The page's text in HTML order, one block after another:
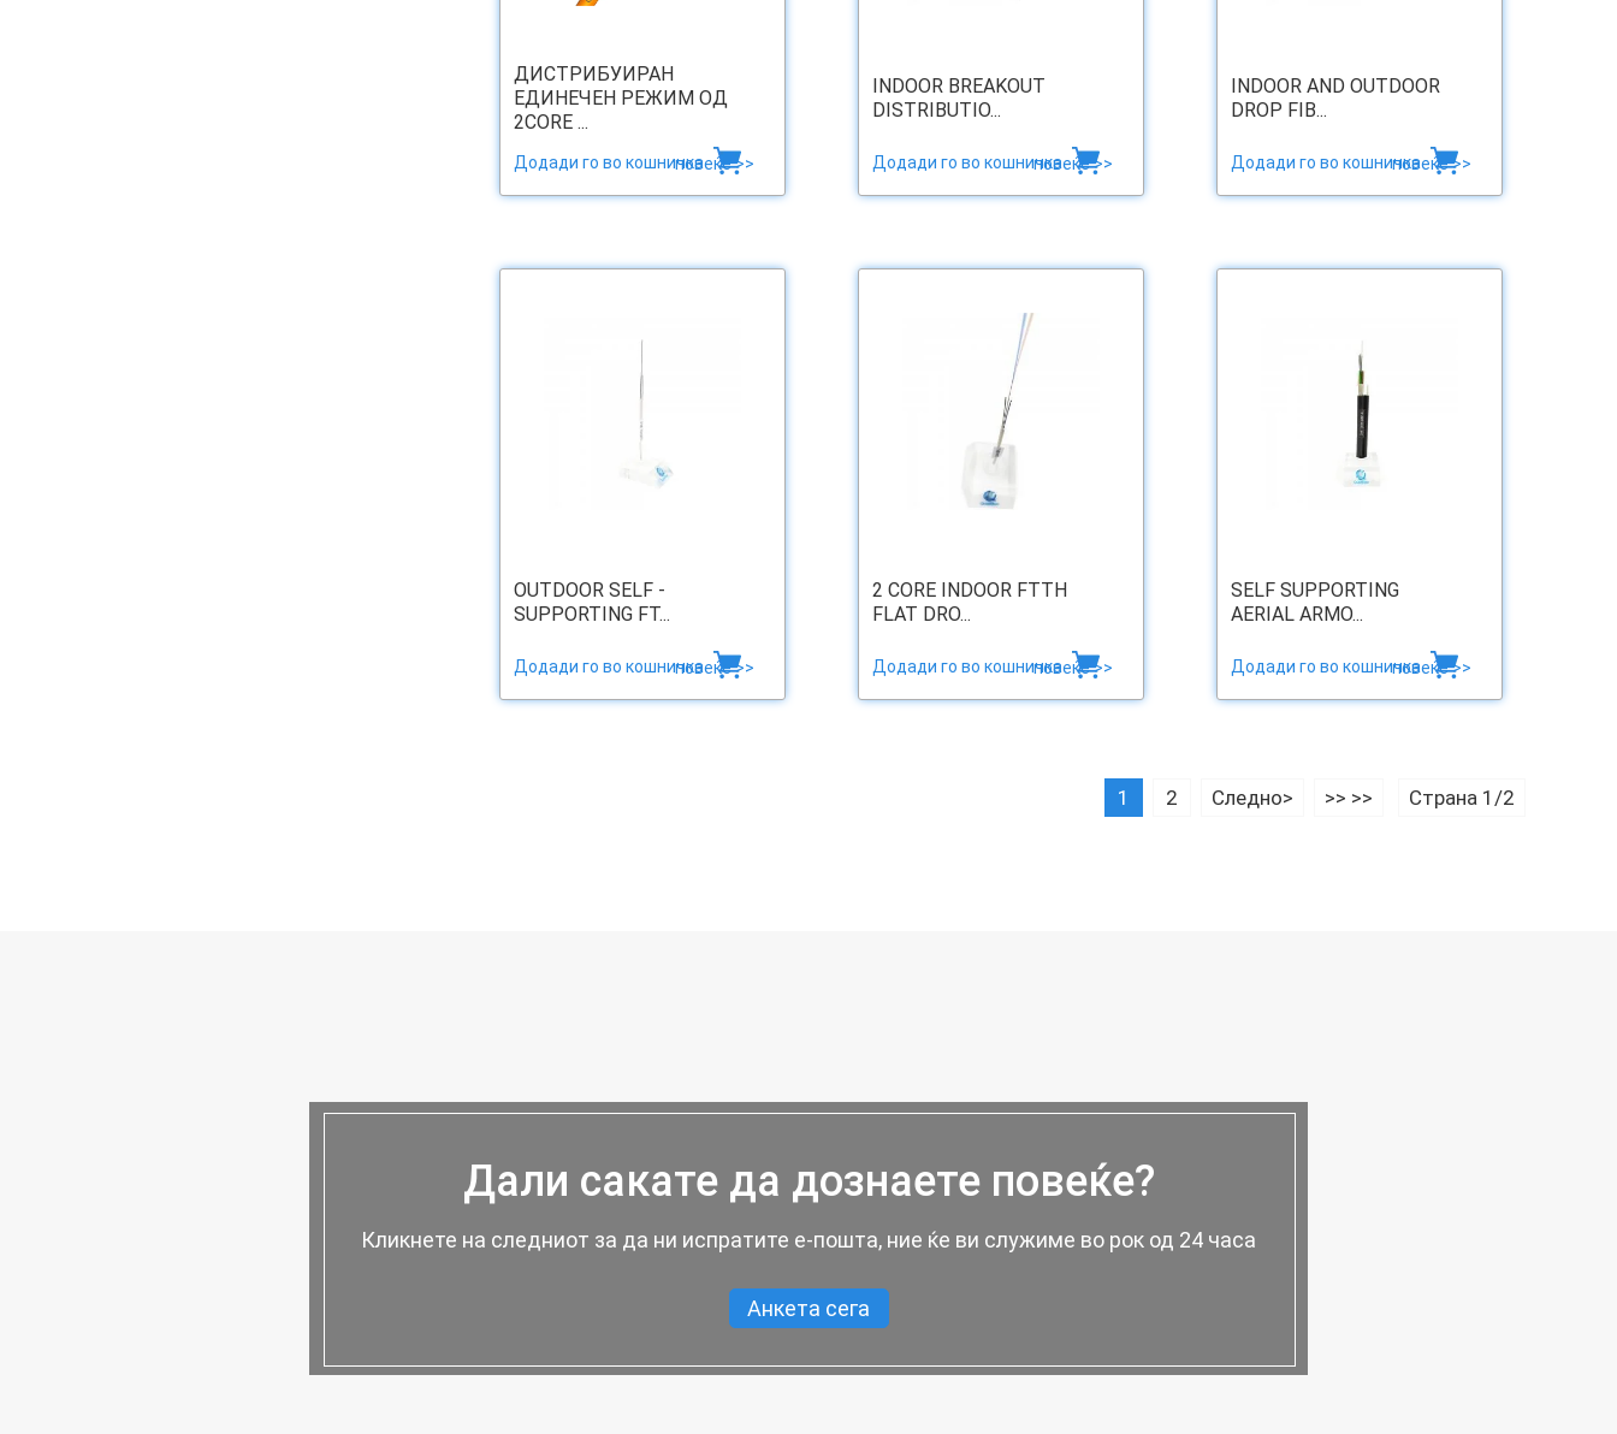
ДИСТРИБУИРАН
ЕДИНЕЧЕН РЕЖИМ ОД
2CORE ...
Додади го во кошничкаповеќе >>
INDOOR BREAKOUT
DISTRIBUTIO...
Додади го во кошничкаповеќе >>
INDOOR AND OUTDOOR
DROP FIB...
Додади го во кошничкаповеќе >>
OUTDOOR SELF -
SUPPORTING FT...
Додади го во кошничкаповеќе >>
2 CORE INDOOR FTTH
FLAT DRO...
Додади го во кошничкаповеќе >>
SELF SUPPORTING
AERIAL ARMO...
Додади го во кошничкаповеќе >>
1 2 Следно> >> >> Страна 1/2
Дали сакате да дознаете повеќе?
Кликнете на следниот за да ни испратите е-пошта, ние ќе ви служиме во рок од 24 часа
Анкета сега